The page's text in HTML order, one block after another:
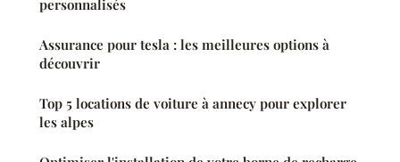
personnalisés
Assurance pour tesla : les meilleures options à
découvrir
Top 5 locations de voiture à annecy pour explorer
les alpes